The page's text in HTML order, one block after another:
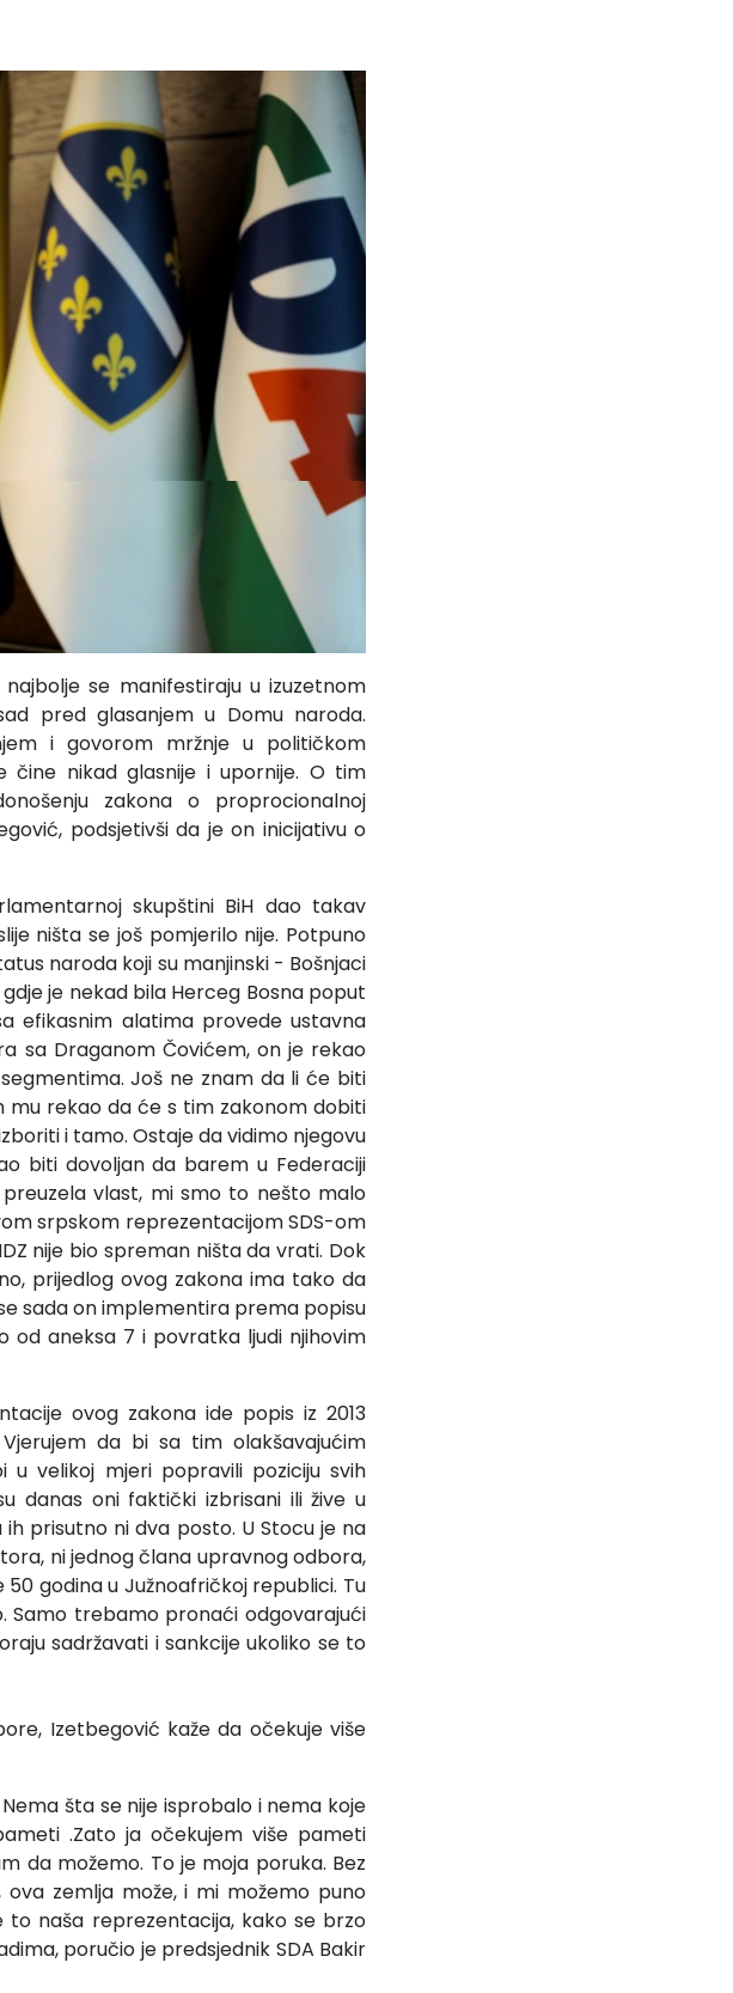
se manifestiraju u izuzetnom
pred glasanjem u Domu naroda.
i govorom mržnje u političkom
čine nikad glasnije i upornije. O tim
zakona o proprocionalnoj
podsjetivši da je on inicijativu o
skupštini BiH dao takav
ništa se još pomjerilo nije. Potpuno
naroda koji su manjinski - Bošnjaci
je nekad bila Herceg Bosna poput
efikasnim alatima provede ustavna
sa Draganom Čovićem, on je rekao
Još ne znam da li će biti
mu rekao da će s tim zakonom dobiti
i tamo. Ostaje da vidimo njegovu
biti dovoljan da barem u Federaciji
vlast, mi smo to nešto malo
srpskom reprezentacijom SDS-om
nije bio spreman ništa da vrati. Dok
prijedlog ovog zakona ima tako da
sada on implementira prema popisu
od aneksa 7 i povratka ljudi njihovim
ovog zakona ide popis iz 2013
da bi sa tim olakšavajućim
velikoj mjeri popravili poziciju svih
danas oni faktički izbrisani ili žive u
prisutno ni dva posto. U Stocu je na
ni jednog člana upravnog odbora,
godina u Južnoafričkoj republici. Tu
trebamo pronaći odgovarajući
sadržavati i sankcije ukoliko se to
Izetbegović kaže da očekuje više
šta se nije isprobalo i nema koje
.Zato ja očekujem više pameti
da možemo. To je moja poruka. Bez
zemlja može, i mi možemo puno
to naša reprezentacija, kako se brzo
poručio je predsjednik SDA Bakir